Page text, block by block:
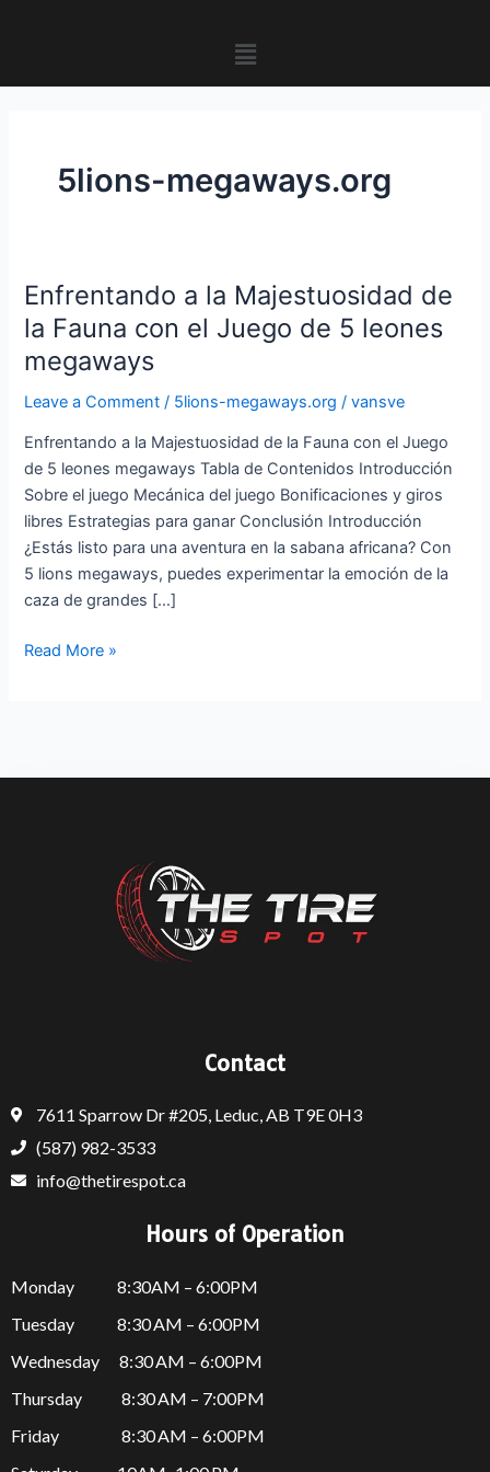
Menu
5lions-megaways.org
Enfrentando a la Majestuosidad de
la Fauna con el Juego de 5 leones
megaways
Leave a Comment / 5lions-megaways.org /vansve
Enfrentando a la Majestuosidad de la Fauna con el Juego
de 5 leones megaways Tabla de Contenidos Introducción
Sobre el juego Mecánica del juego Bonificaciones y giros
libres Estrategias para ganar Conclusión Introducción
¿Estás listo para una aventura en la sabana africana? Con
5 lions megaways, puedes experimentar la emoción de la
caza de grandes […]
Enfrentando
a
la
Majestuosidad
de
Fauna
con
el
Juego
de
5
leones
Read More »
Contact
7611 Sparrow Dr #205, Leduc, AB T9E 0H3
(587) 982-3533
info@thetirespot.ca
Hours of Operation
Monday 8:30AM – 6:00PM
Tuesday 8:30 AM – 6:00PM
Wednesday 8:30 AM – 6:00PM
Thursday
8:30 AM – 7:00PM
Friday
8:30 AM – 6:00PM